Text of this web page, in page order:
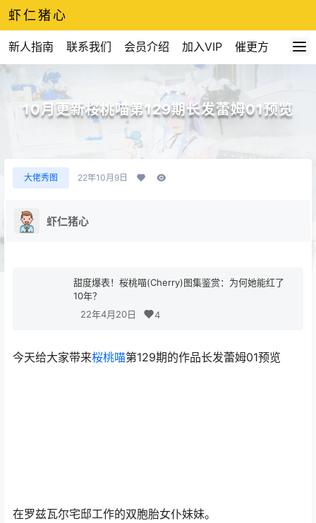
虾仁猪心
新人指南 联系我们 会员介绍 加入VIP 催更方式
10月更新桜桃喵第129期长发蕾姆01预览
大佬秀图 22年10月9日
虾仁猪心
甜度爆表！桜桃喵(Cherry)图集鉴赏：为何她能红了
10年？
22年4月20日
4
今天给大家带来桜桃喵第129期的作品长发蕾姆01预览
在罗兹瓦尔宅邸工作的双胞胎女仆妹妹。